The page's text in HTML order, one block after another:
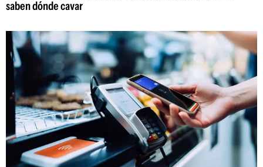
saben dónde cavar